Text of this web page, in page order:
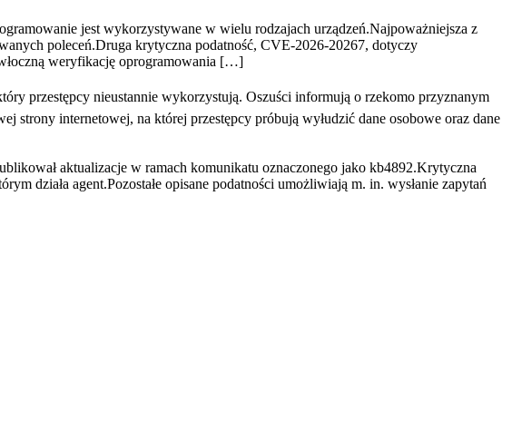
jest wykorzystywane w wielu rodzajach urządzeń.Najpoważniejsza z
poleceń.Druga krytyczna podatność, CVE-2026-20267, dotyczy
weryfikację oprogramowania […]
przestępcy nieustannie wykorzystują. Oszuści informują o rzekomo przyznanym
internetowej, na której przestępcy próbują wyłudzić dane osobowe oraz dane
aktualizacje w ramach komunikatu oznaczonego jako kb4892.Krytyczna
działa agent.Pozostałe opisane podatności umożliwiają m. in. wysłanie zapytań